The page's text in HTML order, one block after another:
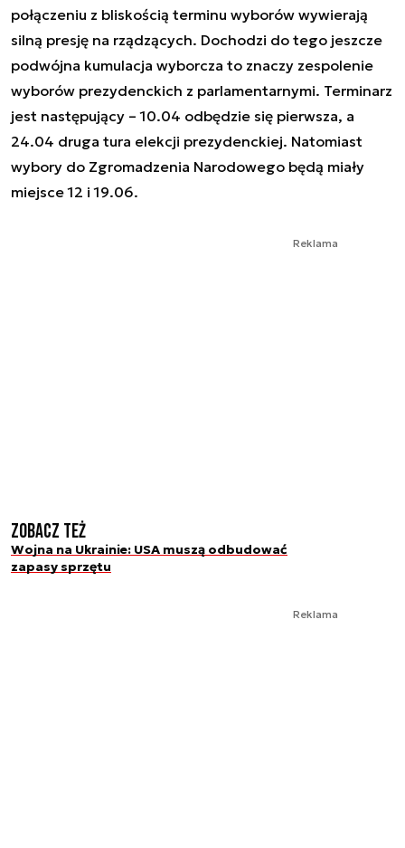
połączeniu z bliskością terminu wyborów wywierają
silną presję na rządzących. Dochodzi do tego jeszcze
podwójna kumulacja wyborcza to znaczy zespolenie
wyborów prezydenckich z parlamentarnymi. Terminarz
jest następujący – 10.04 odbędzie się pierwsza, a
24.04 druga tura elekcji prezydenckiej. Natomiast
wybory do Zgromadzenia Narodowego będą miały
miejsce 12 i 19.06.
Reklama
Zobacz też
Wojna na Ukrainie: USA muszą odbudować
zapasy sprzętu
Reklama